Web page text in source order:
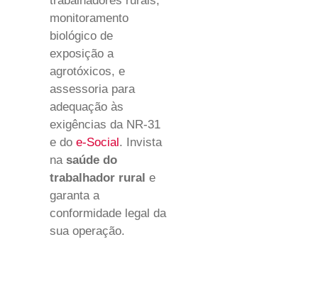
monitoramento
biológico de
exposição a
agrotóxicos, e
assessoria para
adequação às
exigências da NR-31
e do e-Social. Invista
na saúde do
trabalhador rural e
garanta a
conformidade legal da
sua operação.